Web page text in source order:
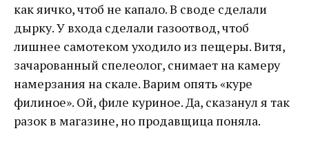
как яичко, чтоб не капало. В своде сделали
дырку. У входа сделали газоотвод, чтоб
лишнее самотеком уходило из пещеры. Витя,
зачарованный спелеолог, снимает на камеру
намерзания на скале. Варим опять «куре
филиное». Ой, филе куриное. Да, сказанул я так
разок в магазине, но продавщица поняла.